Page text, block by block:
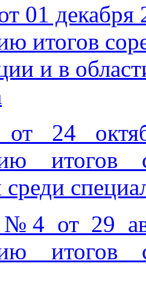
01 декабря
итогов
и в
от 24
итогов
среди
от 29
итогов